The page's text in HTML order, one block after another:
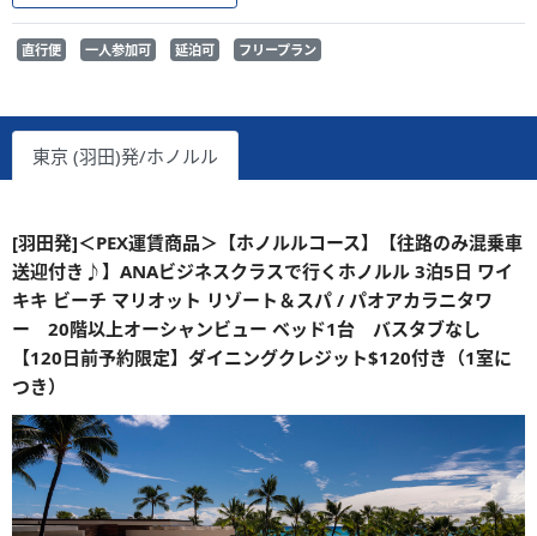
直行便 一人参加可 延泊可 フリープラン
東京 (羽田)発/ホノルル
[羽田発]＜PEX運賃商品＞【ホノルルコース】【往路のみ混乗車
送迎付き♪】ANAビジネスクラスで行くホノルル 3泊5日 ワイ
キキ ビーチ マリオット リゾート＆スパ / パオアカラニタワ
ー 20階以上オーシャンビュー ベッド1台 バスタブなし
【120日前予約限定】ダイニングクレジット$120付き（1室に
つき）